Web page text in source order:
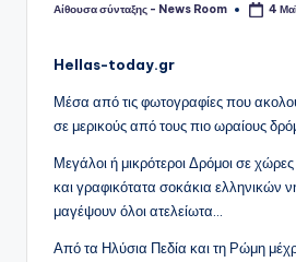
Συγγραφέας:
Αίθουσα σύνταξης - News Room 4
Hellas-today.gr
Μέσα από τις φωτογραφίες που
σε μερικούς από τους πιο ωραίους
Μεγάλοι ή μικρότεροι Δρόμοι σε
και γραφικότατα σοκάκια ελληνικών
μαγέψουν όλοι ατελείωτα…
Από τα Ηλύσια Πεδία και τη Ρώμη